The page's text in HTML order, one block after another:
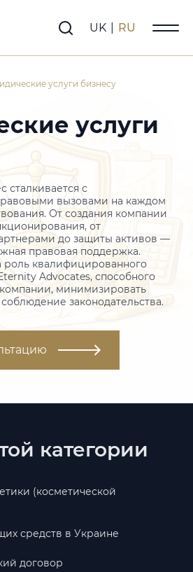
UK RU
услуги бизнесу
услуги
сталкивается с
вызовами на каждом
От создания компании
от
до защиты активов —
правовая поддержка.
роль квалифицированного
Advocates, способного
минимизировать
законодательства.
категории
(косметической
средств в Украине
договор